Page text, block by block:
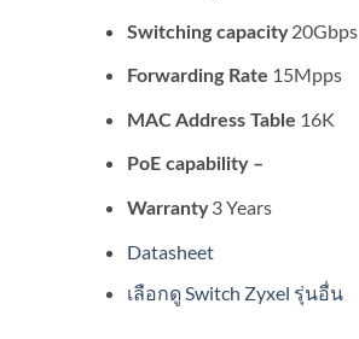
Switching capacity20Gbps
Forwarding Rate 15Mpps
MAC Address Table 16K
PoE capability –
Warranty3 Years
Datasheet
เลือกดู Switch Zyxel รุ่นอื่น